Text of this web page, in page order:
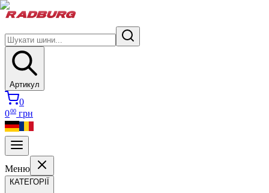
Артикул
0
000 грн
Меню
КАТЕГОРІЇ